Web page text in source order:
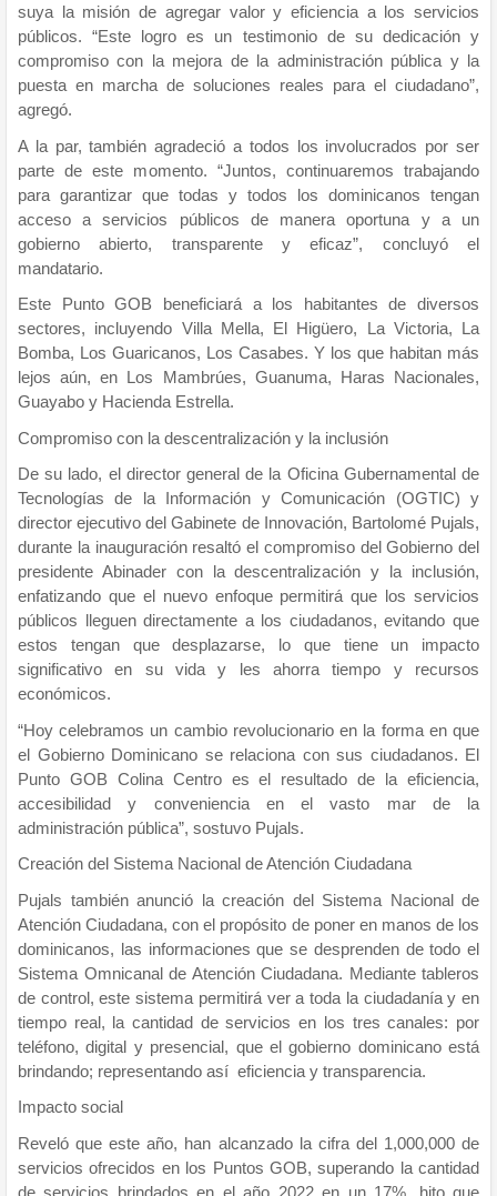
suya la misión de agregar valor y eficiencia a los servicios
públicos. “Este logro es un testimonio de su dedicación y
compromiso con la mejora de la administración pública y la
puesta en marcha de soluciones reales para el ciudadano”,
agregó.
A la par, también agradeció a todos los involucrados por ser
parte de este momento. “Juntos, continuaremos trabajando
para garantizar que todas y todos los dominicanos tengan
acceso a servicios públicos de manera oportuna y a un
gobierno abierto, transparente y eficaz”, concluyó el
mandatario.
Este Punto GOB beneficiará a los habitantes de diversos
sectores, incluyendo Villa Mella, El Higüero, La Victoria, La
Bomba, Los Guaricanos, Los Casabes. Y los que habitan más
lejos aún, en Los Mambrúes, Guanuma, Haras Nacionales,
Guayabo y Hacienda Estrella.
Compromiso con la descentralización y la inclusión
De su lado, el director general de la Oficina Gubernamental de
Tecnologías de la Información y Comunicación (OGTIC) y
director ejecutivo del Gabinete de Innovación, Bartolomé Pujals,
durante la inauguración resaltó el compromiso del Gobierno del
presidente Abinader con la descentralización y la inclusión,
enfatizando que el nuevo enfoque permitirá que los servicios
públicos lleguen directamente a los ciudadanos, evitando que
estos tengan que desplazarse, lo que tiene un impacto
significativo en su vida y les ahorra tiempo y recursos
económicos.
“Hoy celebramos un cambio revolucionario en la forma en que
el Gobierno Dominicano se relaciona con sus ciudadanos. El
Punto GOB Colina Centro es el resultado de la eficiencia,
accesibilidad y conveniencia en el vasto mar de la
administración pública”, sostuvo Pujals.
Creación del Sistema Nacional de Atención Ciudadana
Pujals también anunció la creación del Sistema Nacional de
Atención Ciudadana, con el propósito de poner en manos de los
dominicanos, las informaciones que se desprenden de todo el
Sistema Omnicanal de Atención Ciudadana. Mediante tableros
de control, este sistema permitirá ver a toda la ciudadanía y en
tiempo real, la cantidad de servicios en los tres canales: por
teléfono, digital y presencial, que el gobierno dominicano está
brindando; representando así eficiencia y transparencia.
Impacto social
Reveló que este año, han alcanzado la cifra del 1,000,000 de
servicios ofrecidos en los Puntos GOB, superando la cantidad
de servicios brindados en el año 2022 en un 17%, hito que